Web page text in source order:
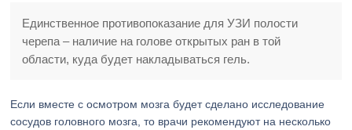
Единственное противопоказание для УЗИ полости
черепа – наличие на голове открытых ран в той
области, куда будет накладываться гель.
Если вместе с осмотром мозга будет сделано исследование
сосудов головного мозга, то врачи рекомендуют на несколько